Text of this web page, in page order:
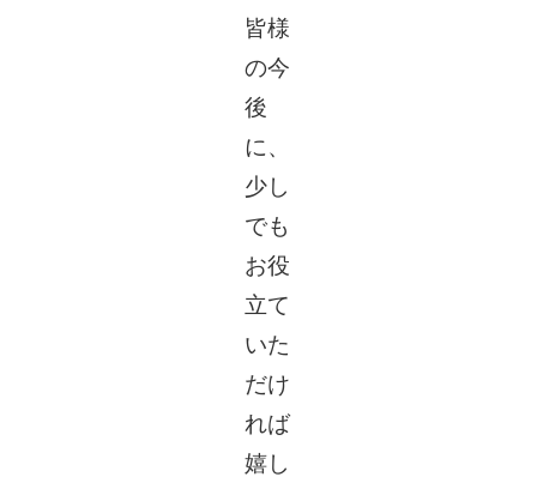
皆様
の今
後
に、
少し
でも
お役
立て
いた
だけ
れば
嬉し